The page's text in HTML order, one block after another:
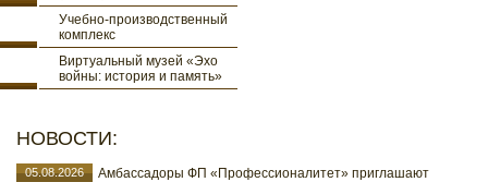
Учебно-производственный
комплекс
Виртуальный музей «Эхо
войны: история и память»
НОВОСТИ:
05.08.2026
Амбассадоры ФП «Профессионалитет» приглашают